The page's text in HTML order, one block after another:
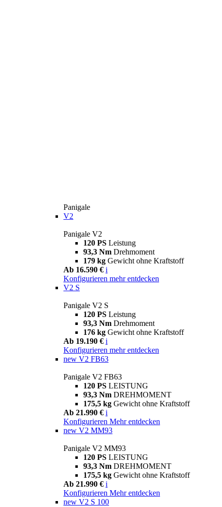
Panigale
V2
Panigale V2
120 PS Leistung
93,3 Nm Drehmoment
179 kg Gewicht ohne Kraftstoff
Ab 16.590 € i
Konfigurieren mehr entdecken
V2 S
Panigale V2 S
120 PS Leistung
93,3 Nm Drehmoment
176 kg Gewicht ohne Kraftstoff
Ab 19.190 € i
Konfigurieren mehr entdecken
new V2 FB63
Panigale V2 FB63
120 PS LEISTUNG
93,3 Nm DREHMOMENT
175,5 kg Gewicht ohne Kraftstoff
Ab 21.990 € i
Konfigurieren Mehr entdecken
new V2 MM93
Panigale V2 MM93
120 PS LEISTUNG
93,3 Nm DREHMOMENT
175,5 kg Gewicht ohne Kraftstoff
Ab 21.990 € i
Konfigurieren Mehr entdecken
new V2 S 100